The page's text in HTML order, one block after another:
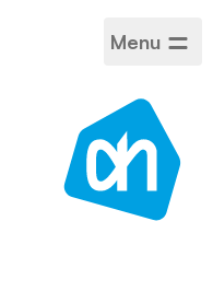
Menu